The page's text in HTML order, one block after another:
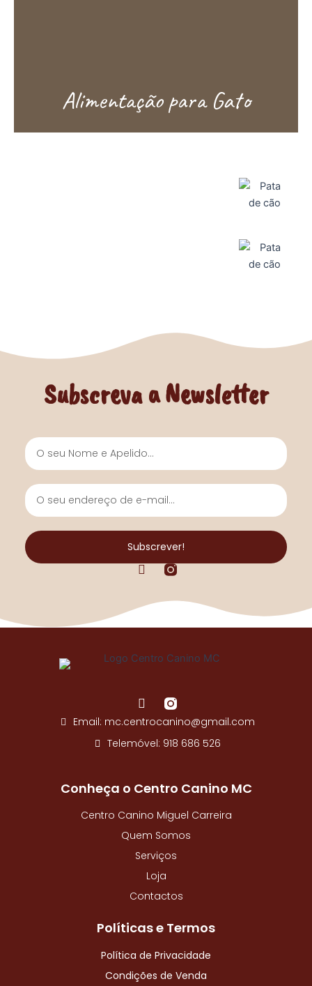
Alimentação para Gato
Subscreva a Newsletter
Nome
e
O
seu
de
e-
Subscrever!
F
e
o
k
F
a
c
e
k
f
Email: mc.centrocanino@gmail.com
Telemóvel: 918 686 526
Conheça o Centro Canino MC
Centro Canino Miguel Carreira
Quem Somos
Serviços
Loja
Contactos
Políticas e Termos
Política de Privacidade
Condições de Venda